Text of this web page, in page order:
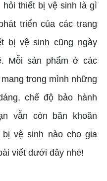
thiết bị vệ sinh là gì
triển của các trang
bị vệ sinh cũng ngày
Mỗi sản phẩm ở các
trong mình những
chế độ bảo hành
vẫn còn băn khoăn
vệ sinh nào cho gia
viết dưới đây nhé!